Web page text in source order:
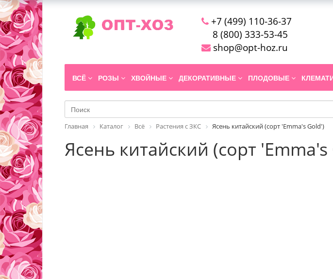
+7 (499) 110-36-37
8 (800) 333-53-45
shop@opt-hoz.ru
ВСЁ РОЗЫ ХВОЙНЫЕ ДЕКОРАТИВНЫЕ ПЛОДОВЫЕ
Главная Каталог Всё Растения с ЗКС Ясень китайский (сорт 'Emma's Gold')
Ясень китайский (сорт